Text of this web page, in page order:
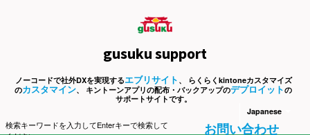
gusuku support
ノーコードで社外DXを実現するエブリサイト 、 らくらくkintoneカスタマイズ
のカスタマイン、 キントーンアプリの配布・バックアップのデプロイットの
サポートサイトです。
Japanese
検索キーワードを入力してEnterキーで検索して
お問い合わせ